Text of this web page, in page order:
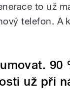
to už
telefon. A
90
už při